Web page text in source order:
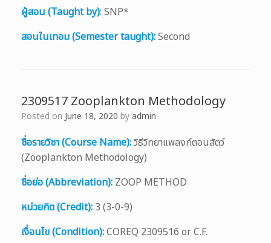
ผู้สอน (Taught by): SNP*
สอนในเทอม (Semester taught):Second
2309517 Zooplankton Methodology
Posted on June 18, 2020 byadmin
ชื่อรายวิชา (Course Name):วิธีวิทยาแพลงก์ตอนสัตว์
(Zooplankton Methodology)
ชื่อย่อ (Abbreviation): ZOOP METHOD
หน่วยกิต (Credit): 3 (3-0-9)
เงื่อนไข (Condition):COREQ 2309516 or C.F.